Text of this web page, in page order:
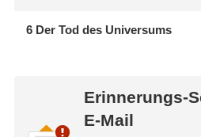
6 Der Tod des Universums
Erinnerungs-
E-Mail